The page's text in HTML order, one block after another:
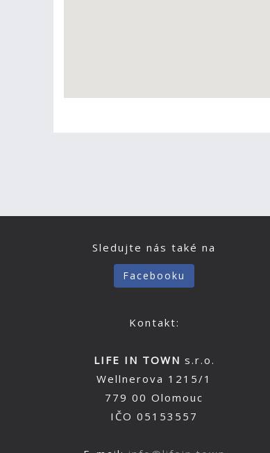
Sledujte nás také na
Facebooku
Kontakt:
LIFE IN TOWN s.r.o.
Wellnerova 1215/1
779 00 Olomouc
IČO 05153557